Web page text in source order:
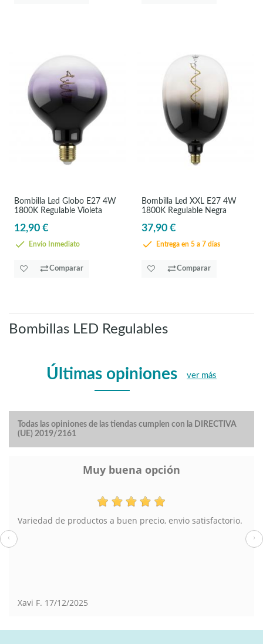
Bombilla Led Globo E27 4W
1800K Regulable Violeta
12,90 €
Envío Inmediato
Comparar
Bombilla Led XXL E27 4W
1800K Regulable Negra
37,90 €
Entrega en 5 a 7 días
Comparar
Bombillas LED Regulables
Últimas opiniones ver más
Todas las opiniones de las tiendas cumplen con la DIRECTIVA
(UE) 2019/2161
Muy buena opción
Variedad de productos a buen precio, envio satisfactorio.
Xavi F. 17/12/2025
‹ ›